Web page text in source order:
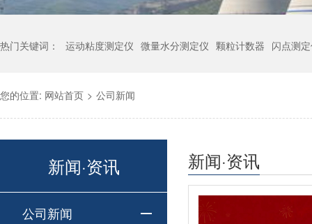
热门关键词： 运动粘度测定仪 微量水分测定仪 颗粒计数器 闪点测
您的位置: 网站首页 > 公司新闻
新闻·资讯
新闻·资讯
公司新闻